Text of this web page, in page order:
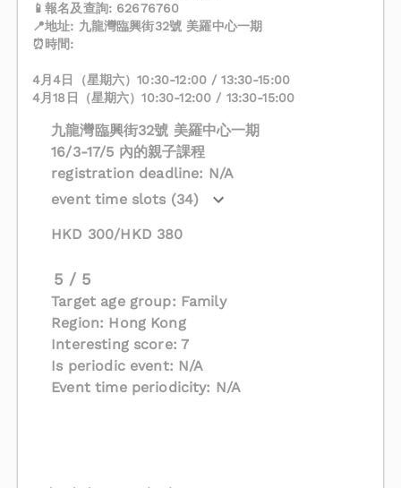
📱報名及查詢: 62676760
📍地址: 九龍灣臨興街32號 美羅中心一期
⏰時間:
4月4日（星期六）10:30-12:00 / 13:30-15:00
4月18日（星期六）10:30-12:00 / 13:30-15:00
九龍灣臨興街32號 美羅中心一期
16/3-17/5 內的親子課程
registration deadline: N/A
event time slots (34)
HKD 300/HKD 380
5 / 5
Target age group: Family
Region: Hong Kong
Interesting score: 7
Is periodic event: N/A
Event time periodicity: N/A